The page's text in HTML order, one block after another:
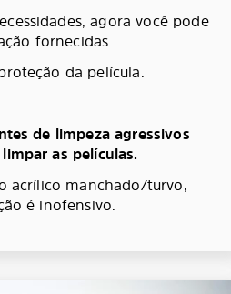
agora você pode
fornecidas.
da película.
de limpeza agressivos
as películas.
acrílico manchado/turvo,
é inofensivo.